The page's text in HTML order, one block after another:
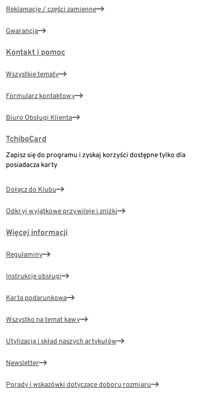
Reklamacje / części zamienne
Gwarancja
Kontakt i pomoc
Wszystkie tematy
Formularz kontaktowy
Biuro Obsługi Klienta
TchiboCard
Zapisz się do programu i zyskaj korzyści dostępne tylko dla
posiadacza karty
Dołącz do Klubu
Odkryj wyjątkowe przywileje i zniżki
Więcej informacji
Regulaminy
Instrukcje obsługi
Karta podarunkowa
Wszystko na temat kawy
Utylizacja i skład naszych artykułów
Newsletter
Porady i wskazówki dotyczące doboru rozmiaru